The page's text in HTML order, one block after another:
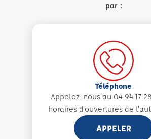
par :
Téléphone
Appelez-nous au 04 94 17
horaires d'ouvertures de
APPELER